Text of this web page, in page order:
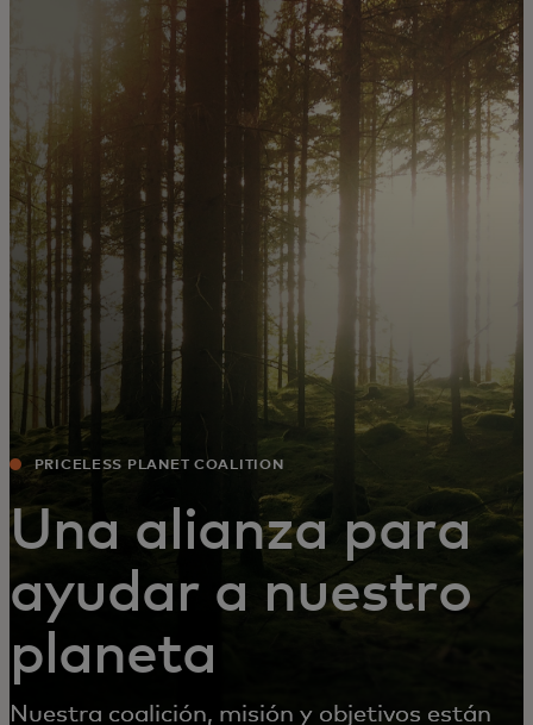
Para ti
Para empresas
Para el mundo
Para innovadores
Noticias y tendencias
PRICELESS PLANET COALITION
Una alianza para
ayudar a nuestro
planeta
Nuestra coalición, misión y objetivos están